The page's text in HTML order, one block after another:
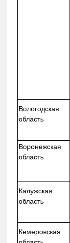
Вологодская
область
Воронежская
область
Калужская
область
Кемеровская